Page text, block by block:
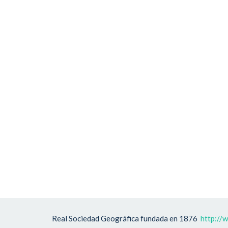
Real Sociedad Geográfica fundada en 1876 http://